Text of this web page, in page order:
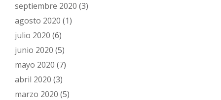
septiembre 2020 (3)
agosto 2020 (1)
julio 2020 (6)
junio 2020 (5)
mayo 2020 (7)
abril 2020 (3)
marzo 2020 (5)